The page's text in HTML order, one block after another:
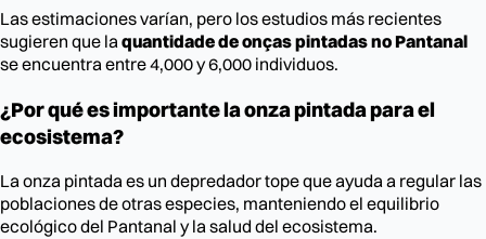
Las estimaciones varían, pero los estudios más recientes
sugieren que la quantidade de onças pintadas no Pantanal
se encuentra entre 4,000 y 6,000 individuos.
¿Por qué es importante la onza pintada para el
ecosistema?
La onza pintada es un depredador tope que ayuda a regular las
poblaciones de otras especies, manteniendo el equilibrio
ecológico del Pantanal y la salud del ecosistema.